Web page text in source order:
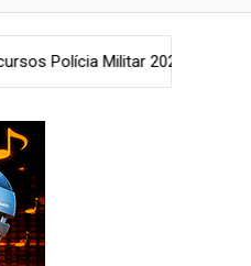
15 mil oportunidades